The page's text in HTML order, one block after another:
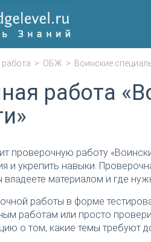
> ОБЖ > Воинские
работа
проверочную работу
и укрепить навыки.
материалом и где
работы в форме
работам или просто
о том, какие темы требуют